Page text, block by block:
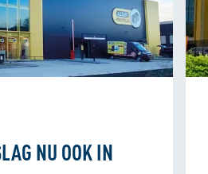
NU OOK IN